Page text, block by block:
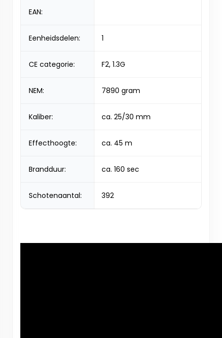
EAN:
Eenheidsdelen: 1
CE categorie: F2, 1.3G
NEM: 7890 gram
Kaliber: ca. 25/30 mm
Effecthoogte: ca. 45 m
Brandduur: ca. 160 sec
Schotenaantal: 392